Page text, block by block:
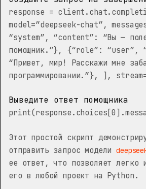
response =
model=”deepseek-chat”,
“system”, “content”: “Вы —
помощник.”}, {“role”: “user”,
“Привет, мир! Расскажи мне
программировании.”}, ],
Выведите ответ помощника
Этот простой скрипт
отправить запрос модели
ее ответ, что позволяет легко
его в любой проект на Python.